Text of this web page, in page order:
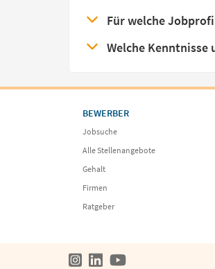
Für welche
Welche Kenntnisse
BEWERBER
Jobsuche
Alle Stellenangebote
Gehalt
Firmen
Ratgeber